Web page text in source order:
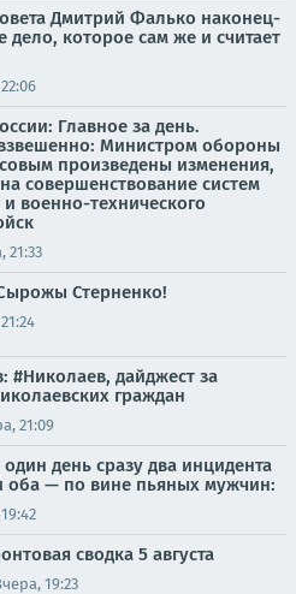
Дмитрий Фалько наконец-
дело, которое сам же и считает
Главное за день.
Министром обороны
произведены изменения,
совершенствование систем
военно-технического
21:33
Стерненко!
#Николаев, дайджест за
граждан
21:09
день сразу два инцидента
оба — по вине пьяных мужчин:
сводка 5 августа
19:23